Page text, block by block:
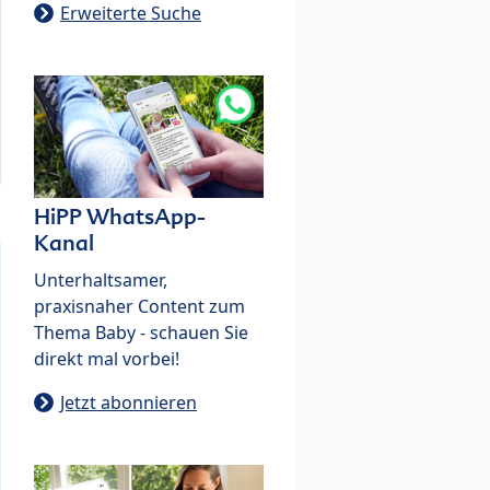
Erweiterte Suche
HiPP WhatsApp-
Kanal
Unterhaltsamer,
praxisnaher Content zum
Thema Baby - schauen Sie
direkt mal vorbei!
Jetzt abonnieren